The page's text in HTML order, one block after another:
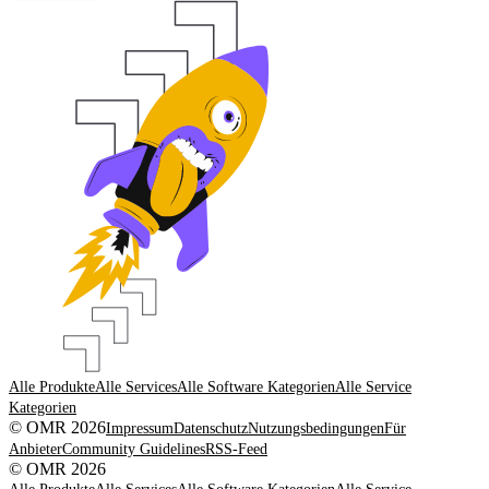
Alle ProdukteAlle ServicesAlle Software KategorienAlle Service
Kategorien
© OMR 2026ImpressumDatenschutzNutzungsbedingungenFür
AnbieterCommunity GuidelinesRSS-Feed
© OMR 2026